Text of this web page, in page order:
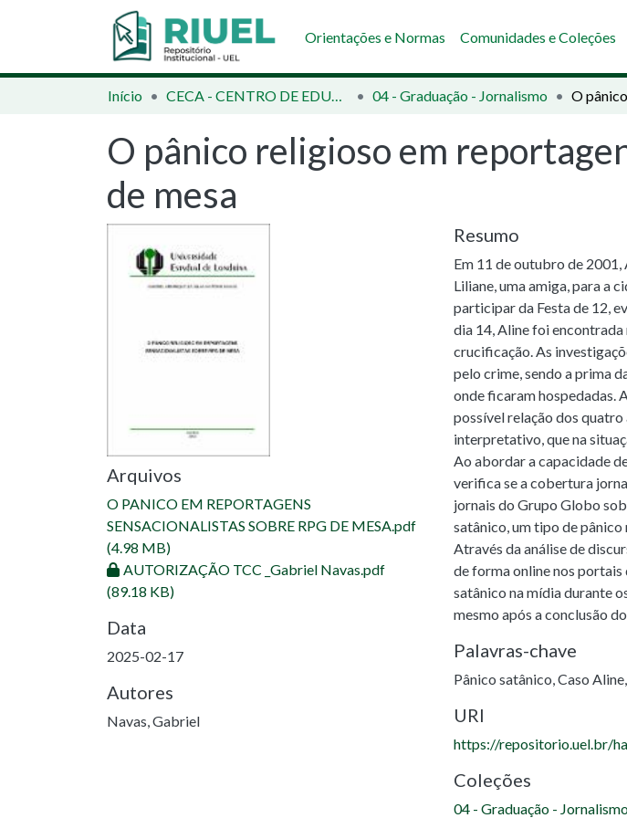
Orientações e Normas Comunidades e Coleções
Início CECA - CENTRO DE EDUCAÇÃO, COMUNICAÇÃO E ARTES 04 - Graduação - Jornalismo
O pânico religioso em
de mesa
Arquivos
O PANICO EM REPORTAGENS
SENSACIONALISTAS SOBRE RPG DE MESA.pdf
(4.98 MB)
AUTORIZAÇÃO TCC _Gabriel Navas.pdf
(89.18 KB)
Data
2025-02-17
Autores
Navas, Gabriel
Resumo
Em 11 de outubro de 2001,
Liliane, uma amiga, para a
participar da Festa de 12,
dia 14, Aline foi
crucificação. As
pelo crime, sendo a prima
onde ficaram hospedadas.
possível relação dos
interpretativo, que na
Ao abordar a capacidade
verifica se a cobertura
jornais do Grupo Globo
satânico, um tipo de
Através da análise de
de forma online nos portais
satânico na mídia durante
mesmo após a conclusão
Palavras-chave
Pânico satânico,Caso Aline,
URI
https://repositorio.uel.br/
Coleções
04 - Graduação -